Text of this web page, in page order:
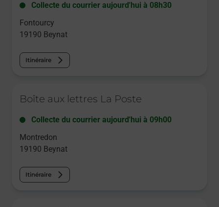
Collecte du courrier aujourd'hui à 08h30
Fontourcy
19190 Beynat
Itinéraire
Boîte aux lettres La Poste
Collecte du courrier aujourd'hui à 09h00
Montredon
19190 Beynat
Itinéraire